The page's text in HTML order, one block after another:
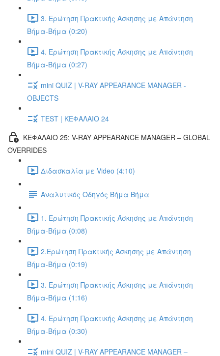
3. Ερώτηση Πρακτικής Άσκησης με Απάντηση
Βήμα-Βήμα (0:20)
4. Ερώτηση Πρακτικής Άσκησης με Απάντηση
Βήμα-Βήμα (0:27)
mini QUIZ | V-RAY APPEARANCE MANAGER -
OBJECTS
TEST | ΚΕΦΑΛΑΙΟ 24
ΚΕΦΑΛΑΙΟ 25: V-RAY APPEARANCE MANAGER – GLOBAL
OVERRIDES
Διδασκαλία με Video (4:10)
Αναλυτικός Οδηγός Βήμα Βήμα
1. Ερώτηση Πρακτικής Άσκησης με Απάντηση
Βήμα-Βήμα (0:08)
2.Ερώτηση Πρακτικής Άσκησης με Απάντηση
Βήμα-Βήμα (0:19)
3. Ερώτηση Πρακτικής Άσκησης με Απάντηση
Βήμα-Βήμα (1:16)
4. Ερώτηση Πρακτικής Άσκησης με Απάντηση
Βήμα-Βήμα (0:30)
mini QUIZ | V-RAY APPEARANCE MANAGER –